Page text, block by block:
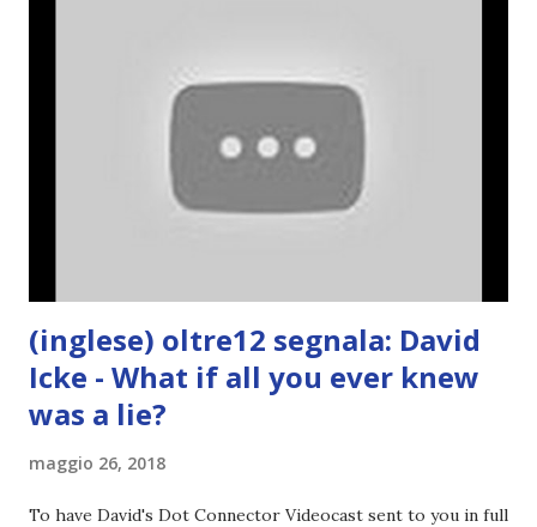
(inglese) oltre12 segnala: David
Icke - What if all you ever knew
was a lie?
maggio 26, 2018
To have David's Dot Connector Videocast sent to you in full